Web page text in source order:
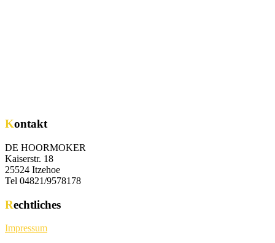
Kontakt
DE HOORMOKER
Kaiserstr. 18
25524 Itzehoe
Tel 04821/9578178
Rechtliches
Impressum